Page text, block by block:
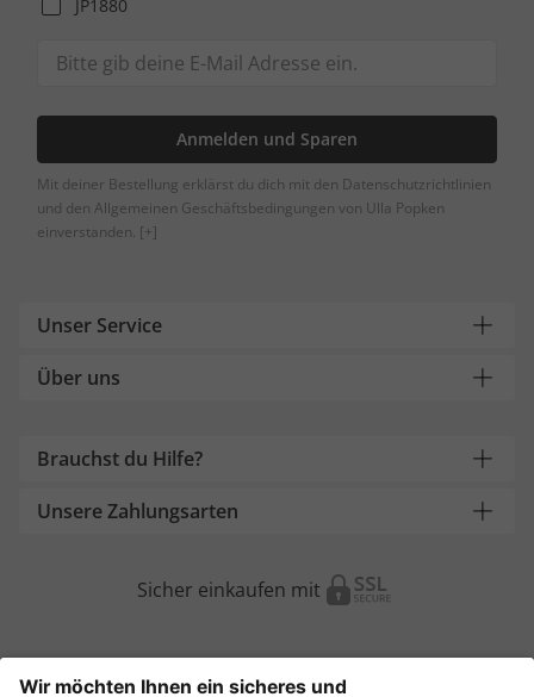
JP1880
Anmelden und Sparen
Mit deiner Bestellung erklärst du dich mit den Datenschutzrichtlinien
und den Allgemeinen Geschäftsbedingungen von Ulla Popken
einverstanden. [+]
Unser Service
Über uns
Brauchst du Hilfe?
Unsere Zahlungsarten
Sicher einkaufen mit
Weitere Onlineshops